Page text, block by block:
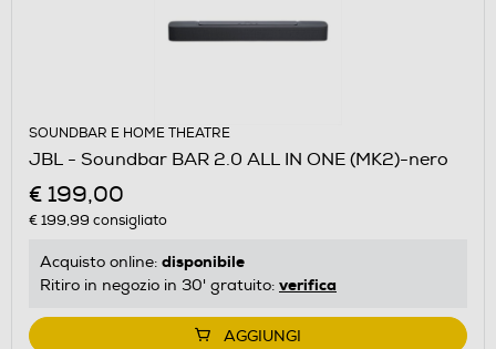
SOUNDBAR E HOME THEATRE
JBL - Soundbar BAR 2.0 ALL IN ONE (MK2)-nero
€ 199,00
€ 199,99 consigliato
Acquisto online: disponibile
Ritiro in negozio in 30' gratuito: verifica
AGGIUNGI